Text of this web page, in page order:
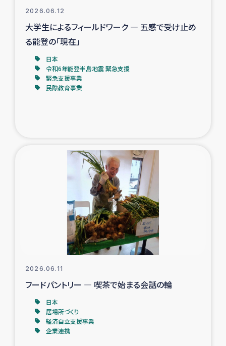
ガザ空爆被災者への食料支援と農家生産支援
ガザ地区における被災住民への緊急支援
ガザ地区酪農を通した女性グループの生計支援
ふりかけ普及と食生活改善による栄養改善事業
フェアトレード事業
女性の生計向上を通じた子どもの栄養改善事業
2026.06.12
大学生によるフィールドワーク ― 五感で受け止め
る能登の「現在」
日本
令和6年能登半島地震 緊急支援
緊急支援事業
民際教育事業
2026.06.11
フードパントリー ― 喫茶で始まる会話の輪
日本
居場所づくり
経済自立支援事業
企業連携